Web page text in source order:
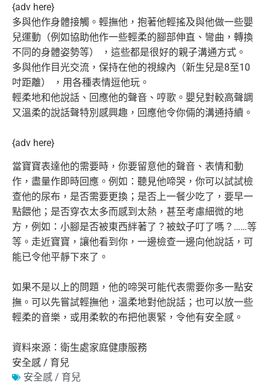
{adv here}
多與他作身體接觸。輕撫他，抱著他輕搖及與他做一些嬰
兒運動（例如協助他作一些輕柔的腳部伸直、彎曲，轉換
不同的身體姿勢等） ，這些都是很好的親子溝通方式。
多與他作目光交流，保持在他的視線內（新生兒是8至10
吋距離） ，用各種表情逗他玩。
輕柔地和他說話、回應他的聲音、哼歌。 嬰兒對較高聲調
又溫柔的說話聲特別感興趣， 回應他令你倆的溝通持續。
{adv here}
當寶寶表達他的需要時，你要留意他的聲音、表情和動
作， 盡量作即時回應。例如：聽見他啼哭，你可以試試檢
查他的尿布， 是否需要更換；是否上一餐少吃了，要早一
點餵他； 是否穿衣太多而感到太熱，甚至考慮細微的地
方，例如： 小腳是否被東西絆著了？被蚊子叮了嗎？……等
等。走近寶寶， 讓他看到你，一邊檢查一邊向他說話，可
能已令他平靜下來了。
如果不是以上的問題，他的啼哭可能代表需要你多一點安
撫。 可以先嘗試輕撫他，溫柔地對他說話；也可以放一些
輕柔的音樂， 或用柔軟的布把他裹緊，令他有安全感。
資料來源：衛生處家庭健康服務
安全感 / 育兒
安全感 / 育兒